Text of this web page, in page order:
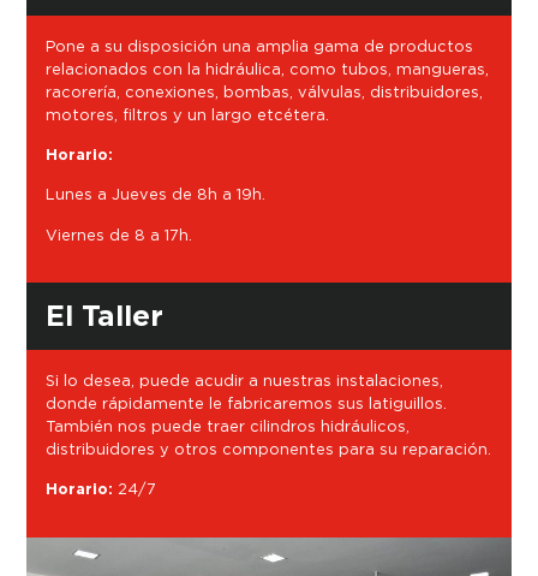
Pone a su disposición una amplia gama de productos
relacionados con la hidráulica, como tubos, mangueras,
racorería, conexiones, bombas, válvulas, distribuidores,
motores, filtros y un largo etcétera.
Horario:
Lunes a Jueves de 8h a 19h.
Viernes de 8 a 17h.
El Taller
Si lo desea, puede acudir a nuestras instalaciones,
donde rápidamente le fabricaremos sus latiguillos.
También nos puede traer cilindros hidráulicos,
distribuidores y otros componentes para su reparación.
Horario: 24/7